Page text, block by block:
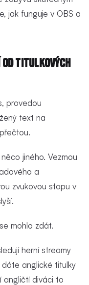
jak funguje v OBS a
od titulkových
provedou
text na
jiného. Vezmou
a
zvukovou stopu v
mohlo zdát.
herní streamy
dáte anglické titulky
angličtí diváci to